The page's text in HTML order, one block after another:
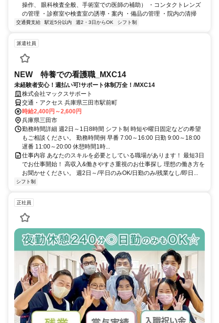
操作、 眼科検査全般、手術室での医師の補助） ・コンタクトレンズ
の管理 ・診察室や検査室の誘導・案内 ・備品の管理 ・院内の清掃
交通費支給 駅近5分以内 週2・3日からOK シフト制
派遣社員
NEW 特養での看護職_MXC14
未経験者安心！週払い可!サポート体制万全！/MXC14
株式会社マックスサポート
交通・アクセス 兵庫県三田市駅前町
時給2,400円～2,600円
兵庫県三田市
勤務時間詳細 週2日～1日8時間 シフト制 時短や曜日固定などの希望
もご相談ください。 勤務時間例 早番 7:00～16:00 日勤 9:00～18:00
遅番 11:00～20:00 休憩時間1時...
仕事内容 あなたのスキルを必要としている職場があります！ 最短3日
でお仕事開始！ 高収入&働きやすさ重視のお仕事探し 理想の働き方を
お聞かせください。 週2日～/平日のみOK/日勤のみ/残業なし/即日...
シフト制
正社員